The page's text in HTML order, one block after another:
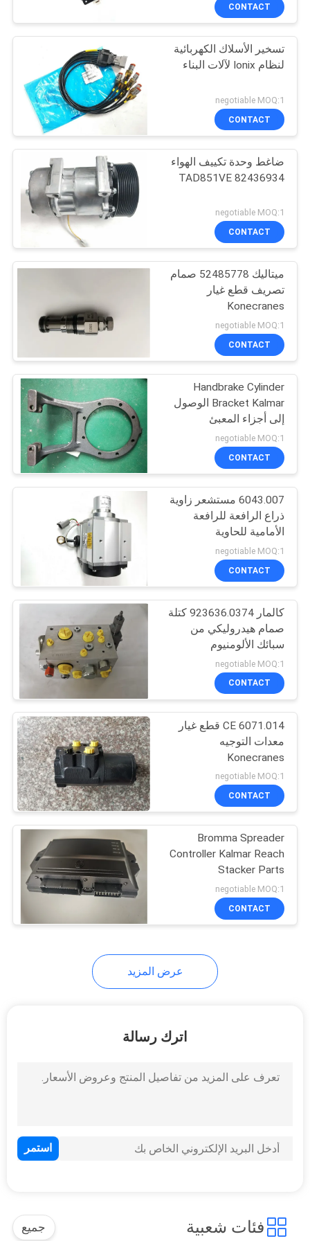
مراقبة
الجودة
اتصل
اطلب
خريطة
الموقع
PRIVACY
POLICY
Linde Reach Stacker
أجزاء
27
قطع غيار
Konecranes
97
قطع غيار Fantuzzi
11
قطع غيار CVS Ferrari
Reach Stacker
9
Hyster Reach
Stacker أجزاء
9
قطع غيار فولفو بنتا
47
أجزاء المحرك الكمون
أجزاء محرك سكانيا
CONTACT
تسخير الأسلاك الكهربائية
لنظام Ionix لآلات البناء
negotiable MOQ:1
CONTACT
ضاغط وحدة تكييف الهواء
TAD851VE 82436934
negotiable MOQ:1
CONTACT
ميتاليك 52485778 صمام
تصريف قطع غيار
Konecranes
negotiable MOQ:1
CONTACT
Handbrake Cylinder
Bracket Kalmar الوصول
إلى أجزاء المعبئ
negotiable MOQ:1
CONTACT
6043.007 مستشعر زاوية
ذراع الرافعة للرافعة
الأمامية للحاوية
negotiable MOQ:1
CONTACT
كالمار 923636.0374 كتلة
صمام هيدروليكي من
سبائك الألومنيوم
negotiable MOQ:1
CONTACT
CE 6071.014 قطع غيار
معدات التوجيه
Konecranes
negotiable MOQ:1
CONTACT
Bromma Spreader
Controller Kalmar Reach
Stacker Parts
negotiable MOQ:1
CONTACT
عرض المزيد
اترك رسالة
فئات شعبية جميع